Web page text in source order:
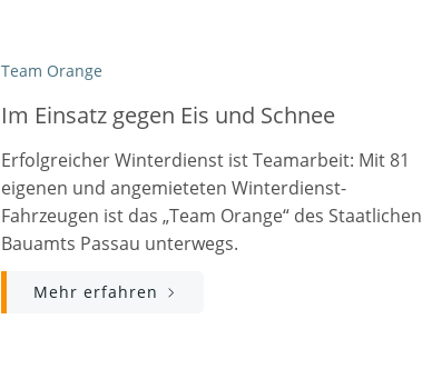
Team Orange
Im Einsatz gegen Eis und Schnee
Erfolgreicher Winterdienst ist Teamarbeit: Mit 81
eigenen und angemieteten Winterdienst-
Fahrzeugen ist das „Team Orange“ des Staatlichen
Bauamts Passau unterwegs.
Mehr erfahren